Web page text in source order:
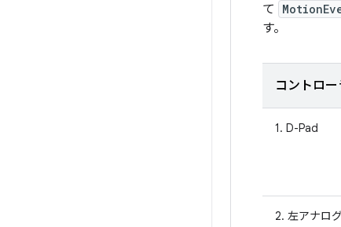
て
す。
コントロ
1. D-Pad
2. 左アナロ